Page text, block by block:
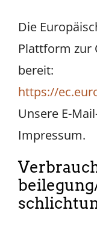
Die
Plattform zur
bereit:
https://
Unsere E-
Impressum.